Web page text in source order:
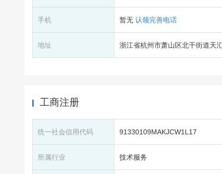
手机 暂无 认领完善电话
地址 浙江省杭州市萧山区北干街道天
工商注册
统一社会信用代码 91330109MAKJCW1L17
所属行业 技术服务